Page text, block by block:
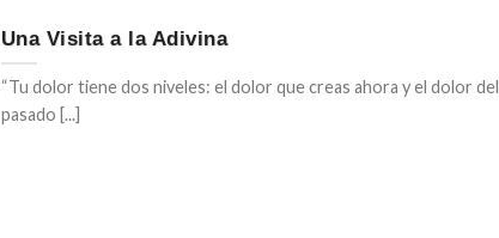
Una Visita a la Adivina
“Tu dolor tiene dos niveles: el dolor que creas ahora y el dolor del
pasado [...]